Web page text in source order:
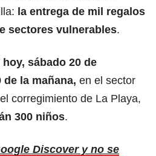
la entrega de mil regalos
sectores vulnerables.
sábado 20 de
la mañana, en el sector
corregimiento de La Playa,
300 niños.
Discover y no se